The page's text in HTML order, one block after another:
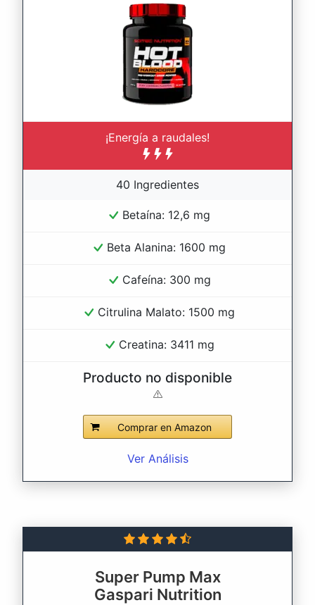
¡Energía a raudales!
40 Ingredientes
Betaína: 12,6 mg
Beta Alanina: 1600 mg
Cafeína: 300 mg
Citrulina Malato: 1500 mg
Creatina: 3411 mg
Producto no disponible
Comprar en Amazon
Ver Análisis
Super Pump Max
Gaspari Nutrition